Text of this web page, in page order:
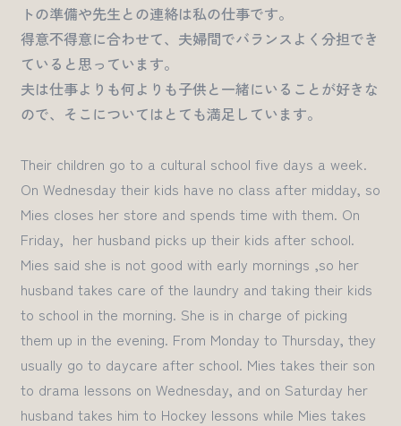
トの準備や先生との連絡は私の仕事です。
得意不得意に合わせて、夫婦間でバランスよく分担でき
ていると思っています。
夫は仕事よりも何よりも子供と一緒にいることが好きな
ので、そこについてはとても満足しています。
Their children go to a cultural school five days a week.
On Wednesday their kids have no class after midday, so
Mies closes her store and spends time with them. On
Friday, her husband picks up theirkids after school.
Mies said she is not good with early mornings ,so her
husband takes care of the laundry and taking their kids
to school in the morning. She is in charge of picking
them up in the evening. From Monday to Thursday, they
usually go to daycare after school. Mies takes their son
to drama lessons on Wednesday, and on Saturday her
husband takes him to Hockey lessons while Mies takes